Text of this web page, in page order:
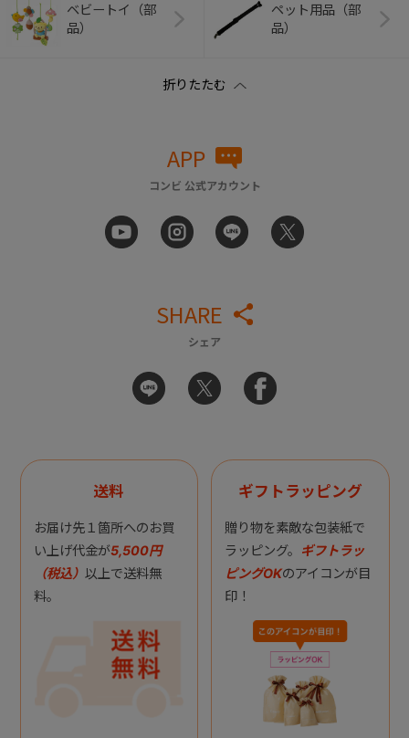
ベビートイ（部
品）
ペット用品（部
品）
APP
コンビ 公式アカウント
SHARE
シェア
送料
お届け先１箇所へのお買
い上げ代金が5,500円
（税込） 以上で送料無
料。
ギフトラッピング
贈り物を素敵な包装紙で
ラッピング。 ギフトラッ
ピングOKのアイコンが目
印！